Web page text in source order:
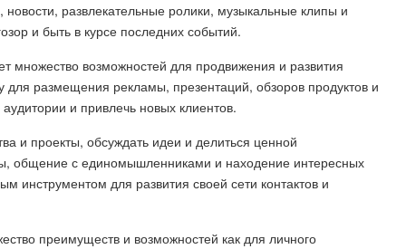
развлекательные ролики, музыкальные клипы и
и быть в курсе последних событий.
множество возможностей для продвижения и развития
размещения рекламы, презентаций, обзоров продуктов и
и привлечь новых клиентов.
и проекты, обсуждать идеи и делиться ценной
общение с единомышленниками и находение интересных
инструментом для развития своей сети контактов и
преимуществ и возможностей как для личного